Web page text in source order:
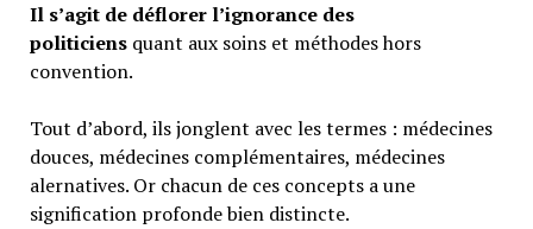
Il s’agit de déflorer l’ignorance des
politiciensquant aux soins et méthodes hors
convention.
Tout d’abord, ils jonglent avec les termes : médecines
douces, médecines complémentaires, médecines
alernatives. Or chacun de ces concepts a une
signification profonde bien distincte.